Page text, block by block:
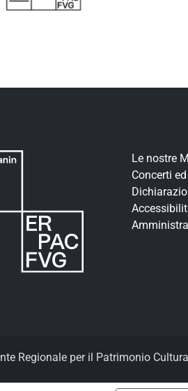
Le nostre
Concerti
Regionale per il Patrimonio